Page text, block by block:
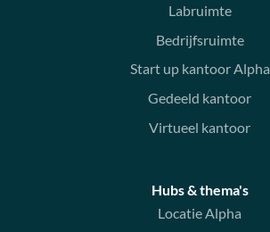
Labruimte
Bedrijfsruimte
Start up kantoor Alpha
Gedeeld kantoor
Virtueel kantoor
Hubs & thema's
Locatie Alpha